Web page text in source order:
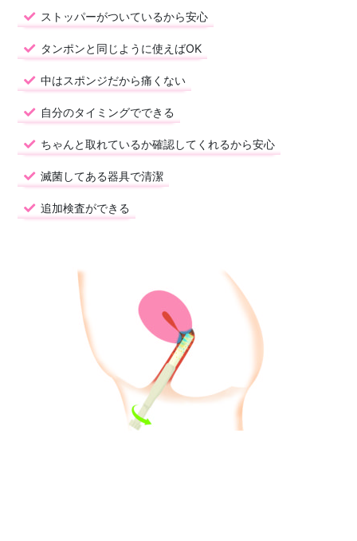
ストッパーがついているから安心
タンポンと同じように使えばOK
中はスポンジだから痛くない
自分のタイミングでできる
ちゃんと取れているか確認してくれるから安心
滅菌してある器具で清潔
追加検査ができる